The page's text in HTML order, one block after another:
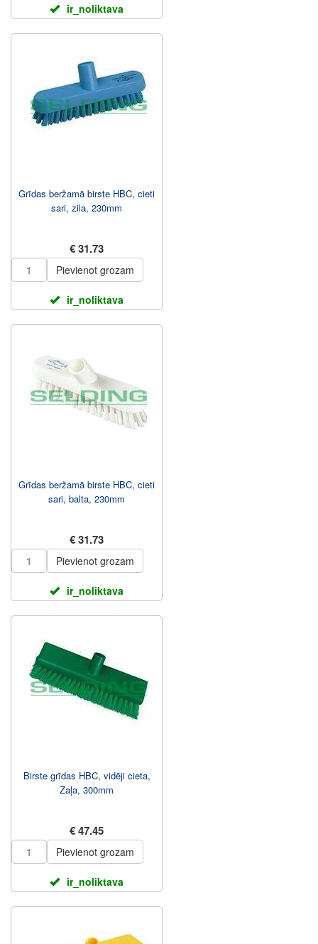
ir_noliktava
Grīdas beržamā birste HBC, cieti
sari, zila, 230mm
€ 31.73
Pievienot grozam
ir_noliktava
Grīdas beržamā birste HBC, cieti
sari, balta, 230mm
€ 31.73
Pievienot grozam
ir_noliktava
Birste grīdas HBC, vidēji cieta,
Zaļa, 300mm
€ 47.45
Pievienot grozam
ir_noliktava